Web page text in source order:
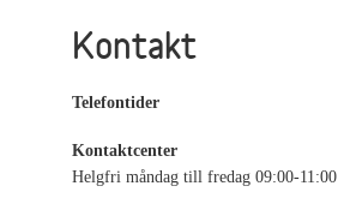
Kontakt
Telefontider
Kontaktcenter
Helgfri måndag till fredag 09:00-11:00